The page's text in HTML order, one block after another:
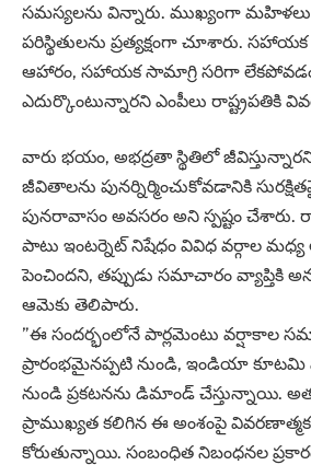
సమస్యలను విన్నారు. ముఖ్యంగా
పరిస్థితులను ప్రత్యక్షంగా చూశారు.
ఆహారం, సహాయక సామాగ్రి సరిగా
ఎదుర్కొంటున్నారని ఎంపీలు రాష్ట్రపతికి
వారు భయం, అభద్రతా స్థితిలో
జీవితాలను పునర్నిర్మించుకోవడానికి
పునరావాసం అవసరం అని స్పష్టం చేశారు.
పాటు ఇంటర్నెట్‌ నిషేధం వివిధ వర్గాల
పెంచిందని, తప్పుడు సమాచారం వ్యాప్తికి
ఆమెకు తెలిపారు.
”ఈ సందర్భంలోనే పార్లమెంటు వర్షాకాల
ప్రారంభమైనప్పటి నుండి, ఇండియా కూటమి
నుండి ప్రకటనను డిమాండ్‌ చేస్తున్నాయి.
ప్రాముఖ్యత కలిగిన ఈ అంశంపై
కోరుతున్నాయి. సంబంధిత నిబంధనల